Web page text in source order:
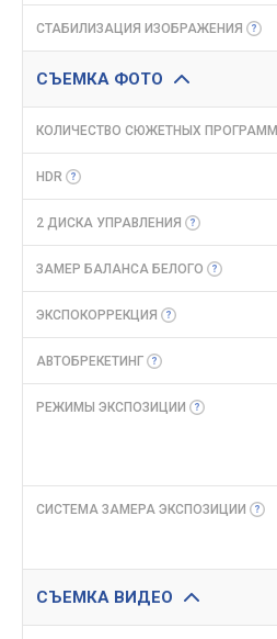
СТАБИЛИЗАЦИЯ ИЗОБРАЖЕНИЯ
СЪЕМКА ФОТО
КОЛИЧЕСТВО СЮЖЕТНЫХ ПРОГРАММ
HDR
2 ДИСКА УПРАВЛЕНИЯ
ЗАМЕР БАЛАНСА БЕЛОГО
ЭКСПОКОРРЕКЦИЯ
АВТОБРЕКЕТИНГ
РЕЖИМЫ ЭКСПОЗИЦИИ
СИСТЕМА ЗАМЕРА ЭКСПОЗИЦИИ
СЪЕМКА ВИДЕО